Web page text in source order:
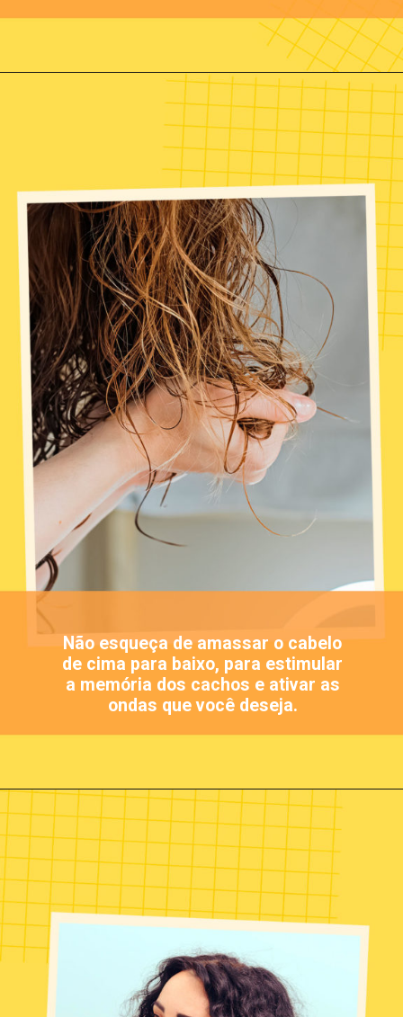
Não esqueça de amassar o cabelo
de cima para baixo, para estimular
a memória dos cachos e ativar as
ondas que você deseja.